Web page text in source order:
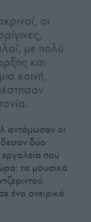
οι
με πολύ
και
κοινή,
αντάμωσαν οι
δύο
εργαλεία που
τα μουσικά
ένα ονειρικό